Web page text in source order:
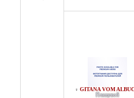
♀ GITANA VOM
Плащевой